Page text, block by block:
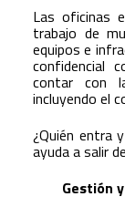
Las oficinas
trabajo de
equipos e
confidencial
contar con
incluyendo el
¿Quién entra
ayuda a salir
Gestión